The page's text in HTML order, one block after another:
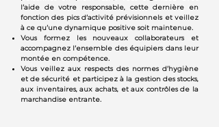
l'aide de votre responsable, cette dernière en
fonction des pics d'activité prévisionnels et veillez
à ce qu'une dynamique positive soit maintenue.
Vous formez les nouveaux collaborateurs et
accompagnez l'ensemble des équipiers dans leur
montée en compétence.
Vous veillez aux respects des normes d'hygiène
et de sécurité et participez à la gestion des stocks,
aux inventaires, aux achats, et aux contrôles de la
marchandise entrante.